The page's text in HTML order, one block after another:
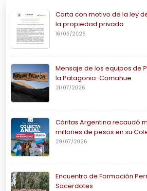
Carta con motivo de la ley
la propiedad privada
16/06/2026
Mensaje de los equipos de
la Patagonia-Comahue
31/07/2026
Cáritas Argentina recaudó
millones de pesos en su
29/07/2026
Encuentro de Formación
Sacerdotes